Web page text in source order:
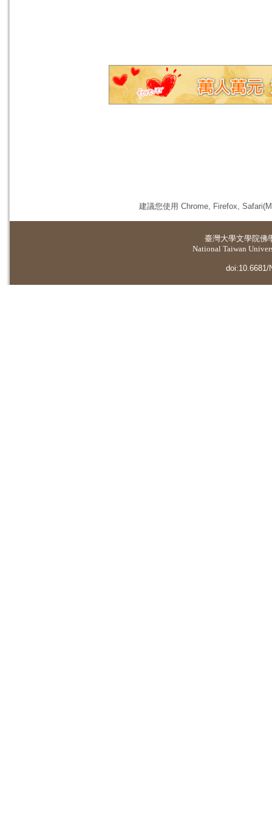
建議您使用 Chrome, Firefox,
臺灣大學文學院佛
National Taiwan
doi:10.6681/